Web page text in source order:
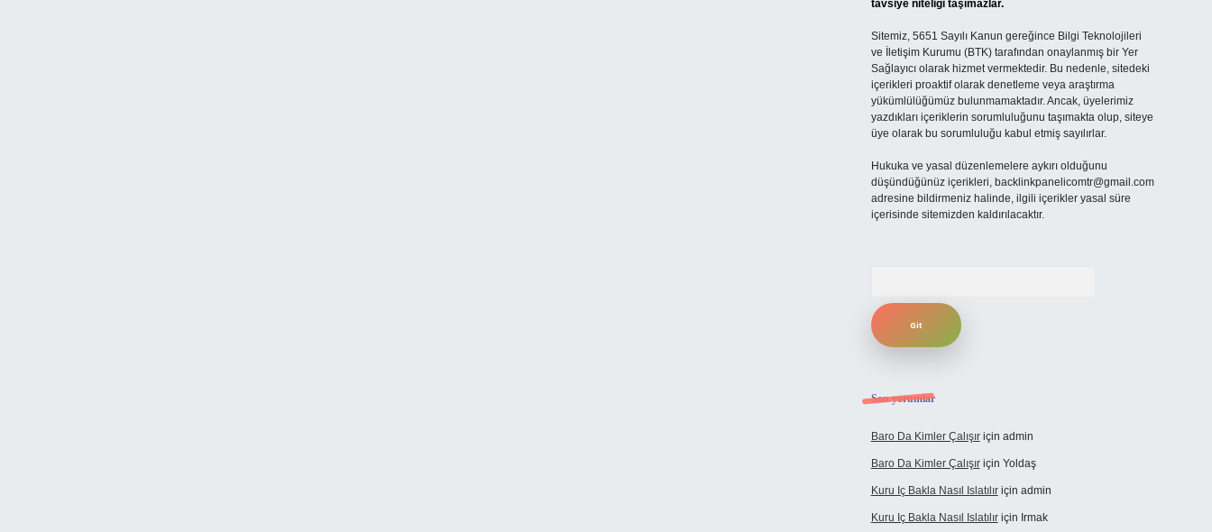
tavsiye niteliği taşımazlar.
Sitemiz, 5651 Sayılı Kanun gereğince Bilgi Teknolojileri
ve İletişim Kurumu (BTK) tarafından onaylanmış bir Yer
Sağlayıcı olarak hizmet vermektedir. Bu nedenle, sitedeki
içerikleri proaktif olarak denetleme veya araştırma
yükümlülüğümüz bulunmamaktadır. Ancak, üyelerimiz
yazdıkları içeriklerin sorumluluğunu taşımakta olup, siteye
üye olarak bu sorumluluğu kabul etmiş sayılırlar.
Hukuka ve yasal düzenlemelere aykırı olduğunu
düşündüğünüz içerikleri, backlinkpanelicomtr@gmail.com
adresine bildirmeniz halinde, ilgili içerikler yasal süre
içerisinde sitemizden kaldırılacaktır.
Son yorumlar
Baro Da Kimler Çalışıriçin admin
Baro Da Kimler Çalışıriçin Yoldaş
Kuru Iç Bakla Nasıl Islatılıriçin admin
Kuru Iç Bakla Nasıl Islatılıriçin Irmak